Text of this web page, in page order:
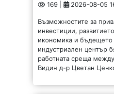
169 | 2026-08-05
Възможностите за
инвестиции,
икономика и бъдещето
индустриален център
работната среща
Видин д-р Цветан